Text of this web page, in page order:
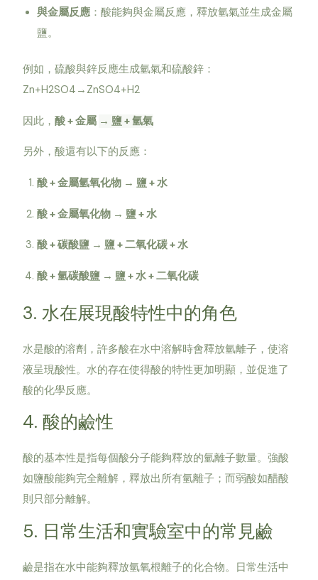
與金屬反應 ：酸能夠與金屬反應，釋放氫氣並生成金屬
鹽。
例如，硫酸與鋅反應生成氫氣和硫酸鋅：
Zn+H2SO4→ZnSO4+H2
因此，酸 + 金屬 → 鹽 +氫氣
另外，酸還有以下的反應：
酸 + 金屬氫氧化物 → 鹽 + 水
酸 + 金屬氧化物 → 鹽 + 水
酸 + 碳酸鹽 → 鹽 + 二氧化碳 + 水
酸 + 氫碳酸鹽 → 鹽 + 水 + 二氧化碳
3. 水在展現酸特性中的角色
水是酸的溶劑，許多酸在水中溶解時會釋放氫離子，使溶
液呈現酸性。水的存在使得酸的特性更加明顯，並促進了
酸的化學反應。
4. 酸的鹼性
酸的基本性是指每個酸分子能夠釋放的氫離子數量。強酸
如鹽酸能夠完全離解，釋放出所有氫離子；而弱酸如醋酸
則只部分離解。
5. 日常生活和實驗室中的常見鹼
鹼是指在水中能夠釋放氫氧根離子的化合物。日常生活中